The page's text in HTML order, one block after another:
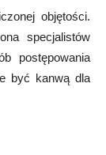
objętości.
specjalistów
postępowania
być kanwą dla